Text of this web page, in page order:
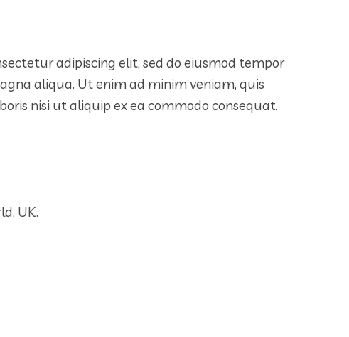
adipiscing elit, sed do eiusmod tempor
aliqua. Ut enim ad minim veniam, quis
nisi ut aliquip ex ea commodo consequat.
UK.